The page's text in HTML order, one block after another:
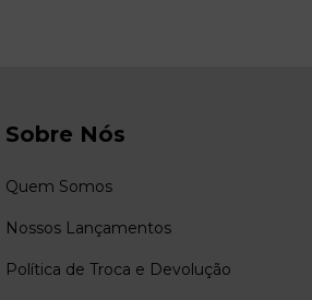
Sobre Nós
Quem Somos
Nossos Lançamentos
Política de Troca e Devolução